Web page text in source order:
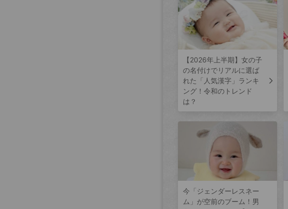
【2026年上半期】女の子
の名付けでリアルに選ば
れた「人気漢字」ランキ
ング！令和のトレンド
は？
今「ジェンダーレスネー
ム」が空前のブーム！男